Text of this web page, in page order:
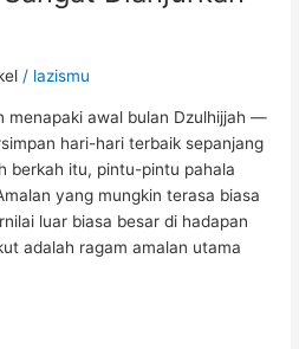
/ lazismu
menapaki awal bulan Dzulhijjah —
hari-hari terbaik sepanjang
berkah itu, pintu-pintu pahala
yang mungkin terasa biasa
luar biasa besar di hadapan
adalah ragam amalan utama